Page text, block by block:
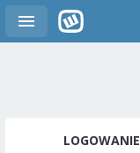
LOGOWANIE